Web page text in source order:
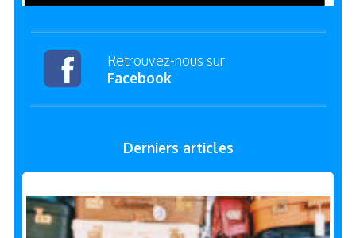
Retrouvez-nous sur
Facebook
Derniers articles